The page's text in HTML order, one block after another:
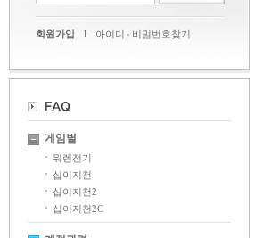
회원가입 l 아이디 비밀번호찾기
게임별
워렌전기
십이지천
십이지천2
십이지천2C